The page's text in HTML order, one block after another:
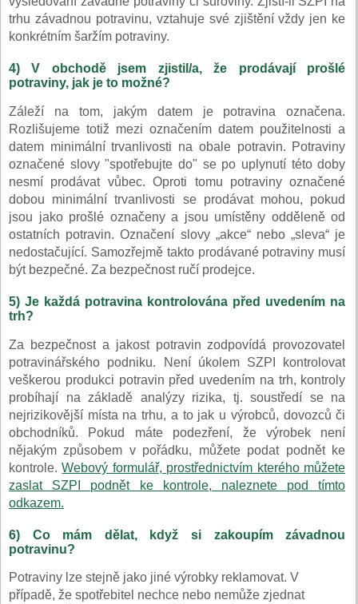
trhu závadnou potravinu, vztahuje své zjištění vždy jen ke
konkrétním šaržím potraviny.
4) V obchodě jsem zjistil/a, že prodávají prošlé
potraviny, jak je to možné?
Záleží na tom, jakým datem je potravina označena.
Rozlišujeme totiž mezi označením datem použitelnosti a
datem minimální trvanlivosti na obale potravin. Potraviny
označené slovy "spotřebujte do" se po uplynutí této doby
nesmí prodávat vůbec. Oproti tomu potraviny označené
dobou minimální trvanlivosti se prodávat mohou, pokud
jsou jako prošlé označeny a jsou umístěny odděleně od
ostatních potravin. Označení slovy „akce“ nebo „sleva“ je
nedostačující. Samozřejmě takto prodávané potraviny musí
být bezpečné. Za bezpečnost ručí prodejce.
5) Je každá potravina kontrolována před uvedením na
trh?
Za bezpečnost a jakost potravin zodpovídá provozovatel
potravinářského podniku. Není úkolem SZPI kontrolovat
veškerou produkci potravin před uvedením na trh, kontroly
probíhají na základě analýzy rizika, tj. soustředí se na
nejrizikovější místa na trhu, a to jak u výrobců, dovozců či
obchodníků. Pokud máte podezření, že výrobek není
nějakým způsobem v pořádku, můžete podat podnět ke
kontrole.Webový formulář, prostřednictvím kterého můžete
zaslat SZPI podnět ke kontrole, naleznete pod tímto
odkazem.
6) Co mám dělat, když si zakoupím závadnou
potravinu?
Potraviny lze stejně jako jiné výrobky reklamovat. V
případě, že spotřebitel nechce nebo nemůže zjednat